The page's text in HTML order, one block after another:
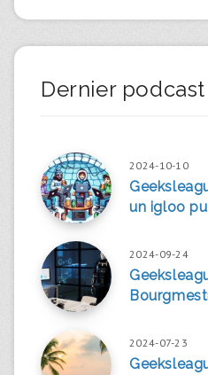
Dernier podcast
2024-10-10
un igloo
2024-09-24
2024-07-23